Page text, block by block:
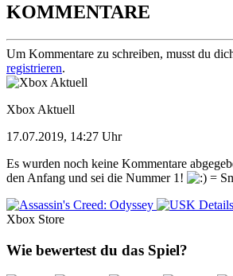
KOMMENTARE
Um Kommentare zu schreiben, musst du
registrieren.
Xbox Aktuell
17.07.2019, 14:27 Uhr
Es wurden noch keine Kommentare
den Anfang und sei die Nummer 1!
Xbox Store
Wie bewertest du das Spiel?